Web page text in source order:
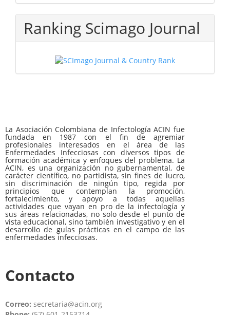
Ranking Scimago Journal
La Asociación Colombiana de Infectología ACIN fue
fundada en 1987 con el fin de agremiar
profesionales interesados en el área de las
Enfermedades Infecciosas con diversos tipos de
formación académica y enfoques del problema. La
ACIN, es una organización no gubernamental, de
carácter científico, no partidista, sin fines de lucro,
sin discriminación de ningún tipo, regida por
principios que contemplan la promoción,
fortalecimiento, y apoyo a todas aquellas
actividades que vayan en pro de la infectología y
sus áreas relacionadas, no solo desde el punto de
vista educacional, sino también investigativo y en el
desarrollo de guías prácticas en el campo de las
enfermedades infecciosas.
Contacto
Correo: secretaria@acin.org